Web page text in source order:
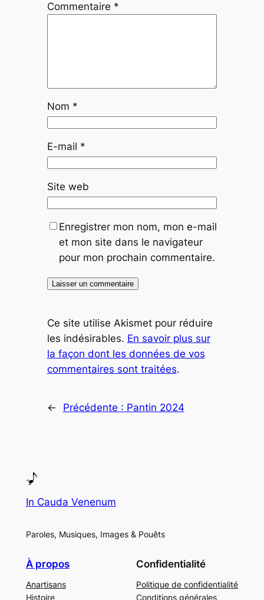
Commentaire *
Nom *
E-mail *
Site web
Enregistrer mon nom, mon e-mail
et mon site dans le navigateur
pour mon prochain commentaire.
Ce site utilise Akismet pour réduire
les indésirables. En savoir plus sur
la façon dont les données de vos
commentaires sont traitées.
← Précédente : Pantin 2024
In Cauda Venenum
Paroles, Musiques, Images & Pouêts
À propos
Anartisans
Histoire
Confidentialité
Politique de confidentialité
Conditions générales